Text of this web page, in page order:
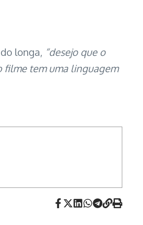
longa, “desejo que o
filme tem uma linguagem